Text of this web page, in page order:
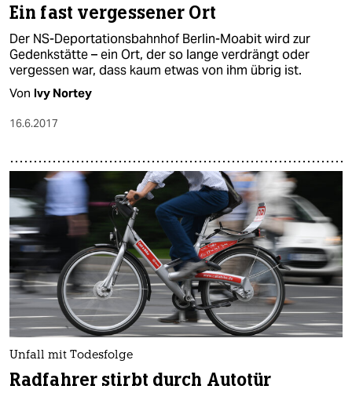
Ein fast vergessener Ort
Der NS-Deportationsbahnhof Berlin-Moabit wird zur
Gedenkstätte – ein Ort, der so lange verdrängt oder
vergessen war, dass kaum etwas von ihm übrig ist.
Von Ivy Nortey
16.6.2017
Unfall mit Todesfolge
Radfahrer stirbt durch Autotür